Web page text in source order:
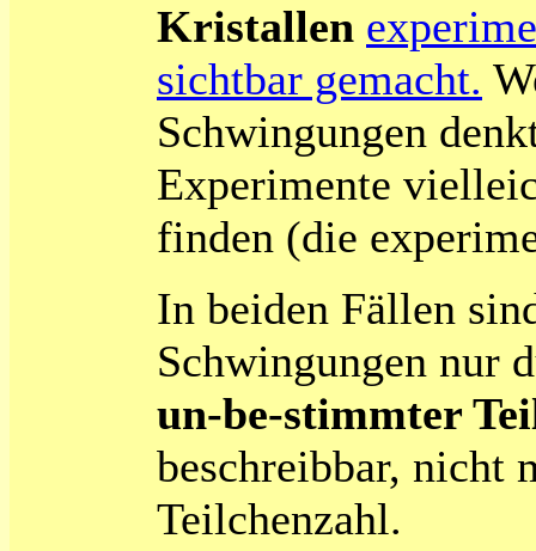
Kristallen
sichtbar gemacht.
Schwingungen
Experimente
finden (die
In beiden Fällen
Schwingungen nur
un-be-stimmter
beschreibbar, nicht
Teilchenzahl.